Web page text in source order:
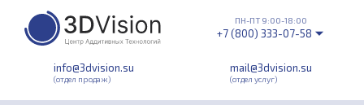
info@3dvision.su
(отдел продаж)
mail@3dvision.su
(отдел услуг)
ПН-ПТ 9:00-18:00
+7 (800) 333-07-58